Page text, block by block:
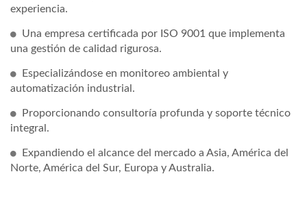
experiencia.
Una empresa certificada por ISO 9001 que implementa
una gestión de calidad rigurosa.
Especializándose en monitoreo ambiental y
automatización industrial.
Proporcionando consultoría profunda y soporte técnico
integral.
Expandiendo el alcance del mercado a Asia, América del
Norte, América del Sur, Europa y Australia.